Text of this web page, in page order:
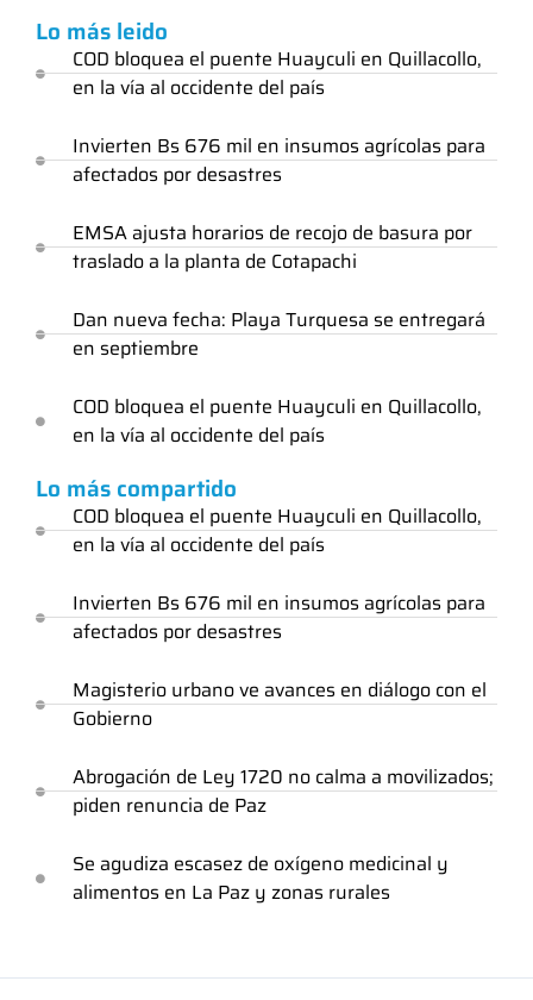
Lo más leido
COD bloquea el puente Huayculi en Quillacollo,
en la vía al occidente del país
Invierten Bs 676 mil en insumos agrícolas para
afectados por desastres
EMSA ajusta horarios de recojo de basura por
traslado a la planta de Cotapachi
Dan nueva fecha: Playa Turquesa se entregará
en septiembre
COD bloquea el puente Huayculi en Quillacollo,
en la vía al occidente del país
Lo más compartido
COD bloquea el puente Huayculi en Quillacollo,
en la vía al occidente del país
Invierten Bs 676 mil en insumos agrícolas para
afectados por desastres
Magisterio urbano ve avances en diálogo con el
Gobierno
Abrogación de Ley 1720 no calma a movilizados;
piden renuncia de Paz
Se agudiza escasez de oxígeno medicinal y
alimentos en La Paz y zonas rurales